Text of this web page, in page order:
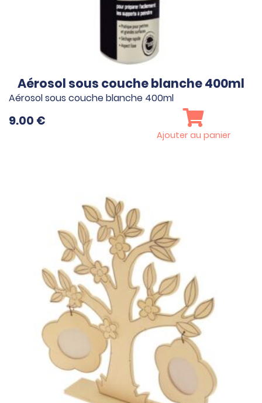
Aérosol sous couche blanche 400ml
Aérosol sous couche blanche 400ml
9.00 €
Ajouter au panier